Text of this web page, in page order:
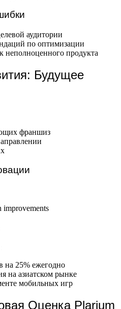
аудитории
по оптимизации
неполноценного продукта
Будущее
франшиз
improvements
на 25% ежегодно
на азиатском рынке
мобильных игр
Оценка Plarium